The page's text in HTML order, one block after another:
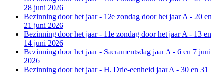
28 juni 2026
Bezinning door het jaar - 12e zondag door het jaar A - 20 en
21 juni 2026
Bezinning door het jaar - 11e zondag door het jaar A - 13 en
14 juni 2026
Bezinning door het jaar - Sacramentsdag jaar A - 6 en 7 juni
2026
Bezinning door het jaar - H. Drie-eenheid jaar A - 30 en 31